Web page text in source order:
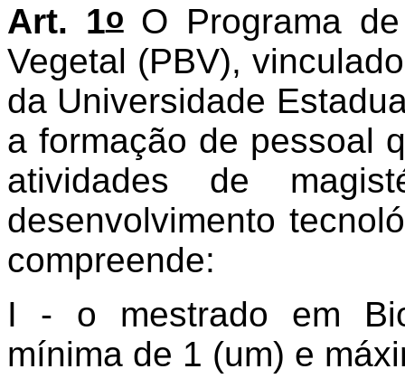
Art. 1o O Programa
Vegetal (PBV),
da Universidade
a formação de pessoal
atividades de
desenvolvimento
compreende:
I - o mestrado em
mínima de 1 (um) e